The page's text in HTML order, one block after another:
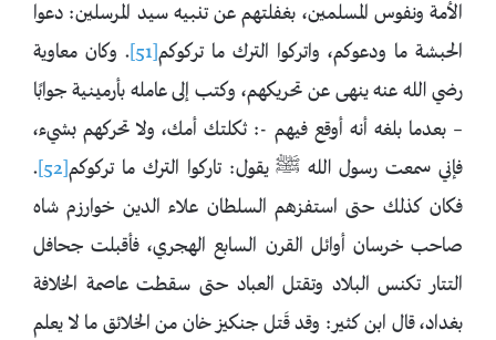
الأمة ونفوس المسلمين، بغفلتهم عن تنبيه سيد المرسلين: دعوا
الحبشة ما ودعوكم، واتركوا ‌الترك ما ‌تركوكم[51]
. وكان ‌معاوية
رضي الله عنه ينهى عن تحريكهم، وكتب إلى عامله بأرمينية جوابًا
– بعدما بلغه أنه أوقع فيهم -: ثكلتك أمك، ولا تحركهم بشيء،
فإني سمعت رسول الله ﷺ يقول: تاركوا ‌الترك ‌ما ‌تركوكم[52]
.
فكان كذلك حتى استفزهم السلطان علاء الدين خوارزم شاه
صاحب خرسان أوائل القرن السابع الهجري، فأقبلت جحافل
التتار تكنس البلاد وتقتل العباد حتى سقطت عاصمة الخلافة
بغداد، قال ابن كثير: وقد قَتل جنكيز خان من الخلائق ما لا يعلم